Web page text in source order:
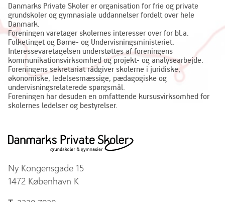
Danmarks Private Skoler er organisation for frie og private
grundskoler og gymnasiale uddannelser fordelt over hele
Danmark.
Foreningen varetager skolernes interesser over for bl.a.
Folketinget og Børne- og Undervisningsministeriet.
Interessevaretagelsen understøttes af foreningens
kommunikationsvirksomhed og projekt- og analysearbejde.
Foreningens sekretariat rådgiver skolerne i juridiske,
økonomiske, ledelsesmæssige, pædagogiske og
undervisningsrelaterede spørgsmål.
Foreningen har desuden en omfattende kursusvirksomhed for
skolernes ledelser og bestyrelser.
Ny Kongensgade 15
1472 København K